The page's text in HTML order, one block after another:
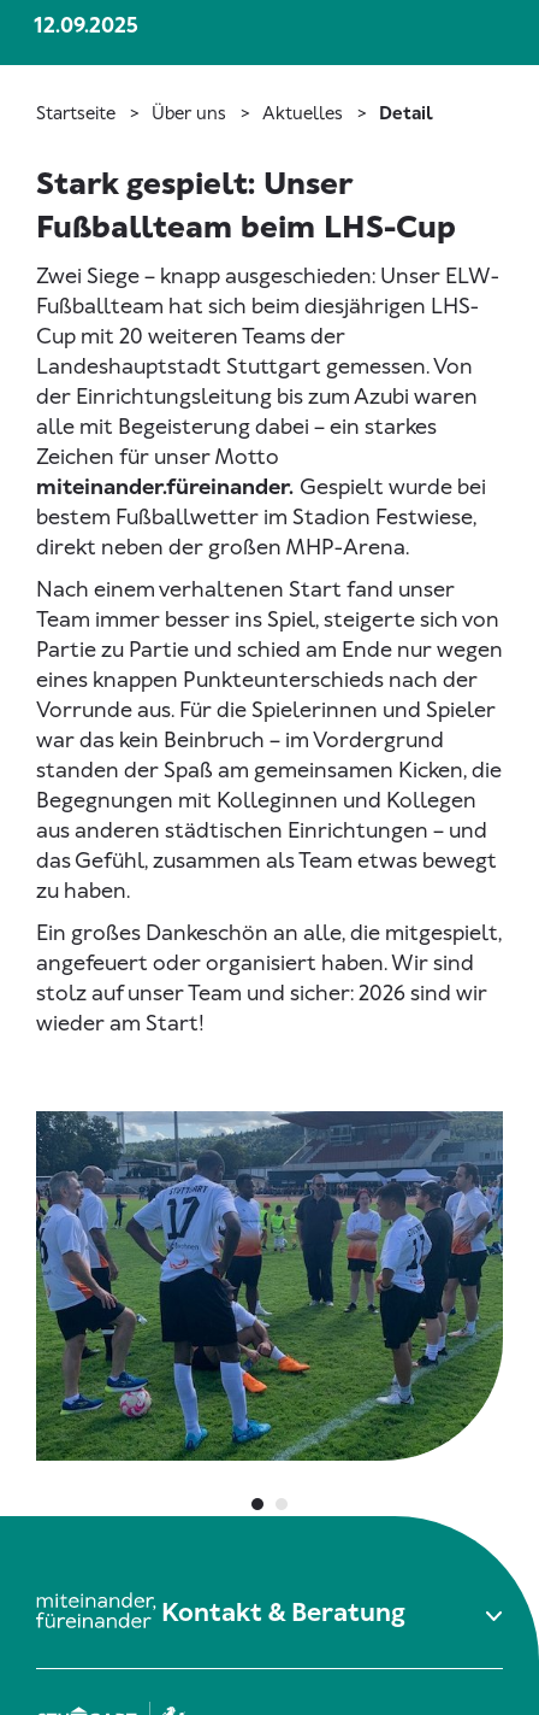
12.09.2025
Startseite Über uns Aktuelles Detail
Stark gespielt: Unser
Fußballteam beim LHS-Cup
Zwei Siege – knapp ausgeschieden: Unser ELW-
Fußballteam hat sich beim diesjährigen LHS-
Cup mit 20 weiteren Teams der
Landeshauptstadt Stuttgart gemessen. Von
der Einrichtungsleitung bis zum Azubi waren
alle mit Begeisterung dabei – ein starkes
Zeichen für unser Motto
miteinander.füreinander. Gespielt wurde bei
bestem Fußballwetter im Stadion Festwiese,
direkt neben der großen MHP-Arena.
Nach einem verhaltenen Start fand unser
Team immer besser ins Spiel, steigerte sich von
Partie zu Partie und schied am Ende nur wegen
eines knappen Punkteunterschieds nach der
Vorrunde aus. Für die Spielerinnen und Spieler
war das kein Beinbruch – im Vordergrund
standen der Spaß am gemeinsamen Kicken, die
Begegnungen mit Kolleginnen und Kollegen
aus anderen städtischen Einrichtungen – und
das Gefühl, zusammen als Team etwas bewegt
zu haben.
Ein großes Dankeschön an alle, die mitgespielt,
angefeuert oder organisiert haben. Wir sind
stolz auf unser Team und sicher: 2026 sind wir
wieder am Start!
Kontakt & Beratung